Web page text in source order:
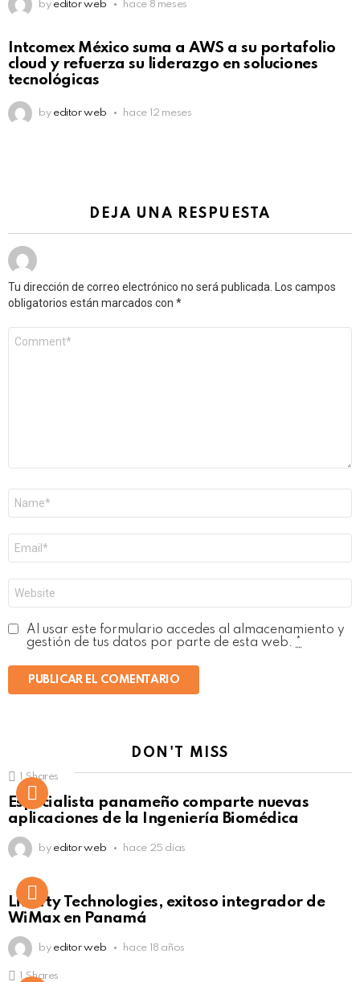
by editor web hace 8 meses
Intcomex México suma a AWS a su portafolio
cloud y refuerza su liderazgo en soluciones
tecnológicas
by editor web hace 12 meses
DEJA UNA RESPUESTA
Tu dirección de correo electrónico no será publicada.
Los campos
obligatorios están marcados con *
electrónico
*
Al usar este formulario accedes al almacenamiento y
gestión de tus datos por parte de esta web.
DON'T MISS
Click to view this post
1 Shares
Especialista panameño comparte nuevas
aplicaciones de la Ingeniería Biomédica
by editor web hace 25 días
Liberty Technologies, exitoso integrador de
WiMax en Panamá
by editor web hace 18 años
1 Shares